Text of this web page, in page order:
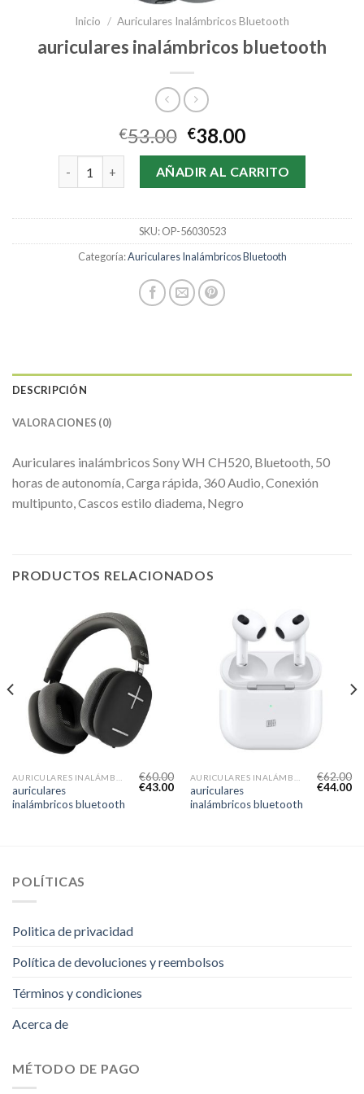
Inicio / Auriculares Inalámbricos Bluetooth
auriculares inalámbricos bluetooth
€53.00 €38.00
auriculares inalámbricos bluetooth cantidad
AÑADIR AL CARRITO
SKU:OP-56030523
Categoría:Auriculares Inalámbricos Bluetooth
DESCRIPCIÓN
VALORACIONES (0)
Auriculares inalámbricos Sony WH CH520, Bluetooth, 50
horas de autonomía, Carga rápida, 360 Audio, Conexión
multipunto, Cascos estilo diadema, Negro
PRODUCTOS RELACIONADOS
auriculares
inalámbricos bluetooth
€60.00
€43.00
auriculares
inalámbricos bluetooth
€62.00
€44.00
POLÍTICAS
Politica de privacidad
Política de devoluciones y reembolsos
Términos y condiciones
Acerca de
MÉTODO DE PAGO